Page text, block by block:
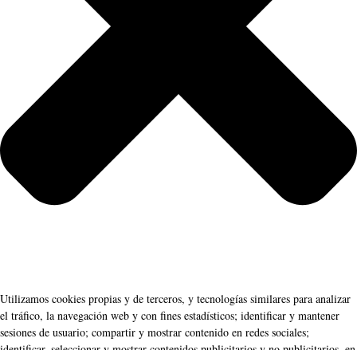
Utilizamos cookies propias y de terceros, y tecnologías similares para analizar
el tráfico, la navegación web y con fines estadísticos; identificar y mantener
sesiones de usuario; compartir y mostrar contenido en redes sociales;